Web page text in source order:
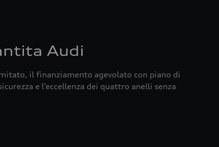
Audi
il finanziamento agevolato con piano di
e l’eccellenza dei quattro anelli senza